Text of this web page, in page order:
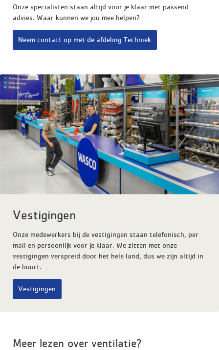
Onze specialisten staan altijd voor je klaar met passend
advies. Waar kunnen we jou mee helpen?
Neem contact op met de afdeling Techniek
Vestigingen
Onze medewerkers bij de vestigingen staan telefonisch, per
mail en persoonlijk voor je klaar. We zitten met onze
vestigingen verspreid door het hele land, dus we zijn altijd in
de buurt.
Vestigingen
Meer lezen over ventilatie?